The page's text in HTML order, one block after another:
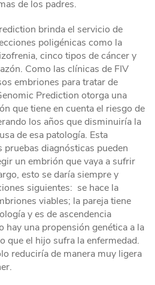
de los padres.
brinda el servicio de
poligénicas como la
cinco tipos de cáncer y
Como las clínicas de FIV
embriones para tratar de
Prediction otorga una
que tiene en cuenta el riesgo de
los años que disminuiría la
de esa patología. Esta
pruebas diagnósticas pueden
un embrión que vaya a sufrir
esto se daría siempre y
siguientes: se hace la
viables; la pareja tiene
y es de ascendencia
hay una propensión genética a la
que el hijo sufra la enfermedad.
reduciría de manera muy ligera